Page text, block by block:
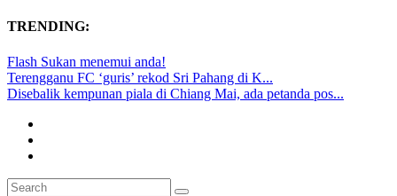
TRENDING:
Flash Sukan menemui anda!
Terengganu FC ‘guris’ rekod Sri Pahang di K...
Disebalik kempunan piala di Chiang Mai, ada petanda pos...